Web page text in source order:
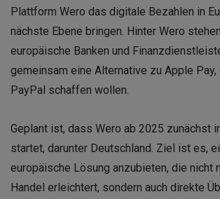
Plattform Wero das digitale Bezahlen in
nächste Ebene bringen. Hinter Wero
europäische Banken und
gemeinsam eine Alternative zu Apple Pay,
PayPal schaffen wollen.
Geplant ist, dass Wero ab 2025 zunächst
startet, darunter Deutschland. Ziel ist es,
europäische Lösung anzubieten, die nicht
Handel erleichtert, sondern auch direkte